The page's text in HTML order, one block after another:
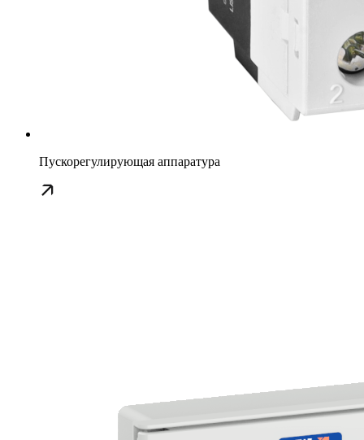
Пускорегулирующая аппаратура